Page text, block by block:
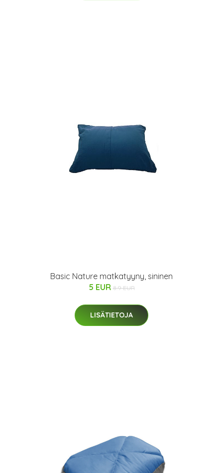
Basic Nature matkatyyny, sininen
5 EUR 8.9 EUR
LISÄTIETOJA